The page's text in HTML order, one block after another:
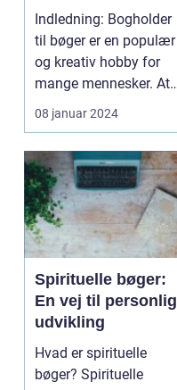
Gennemgang af
denne Kreative
Hobby
Indledning: Bogholder
til bøger er en populær
og kreativ hobby for
mange mennesker. At
lave en bogho...
08 januar 2024
Spirituelle bøger:
En vej til personlig
udvikling
Hvad er spirituelle
bøger? Spirituelle